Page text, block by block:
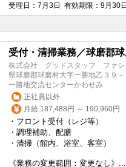
受理日：7月3日 有効期限：9月30日
受付・清掃業務／球磨郡
株式会社 グッドスタッフ ファシ
県球磨郡球磨村大字一勝地乙３９－
一勝地交流センターかわせみ
正社員以外
月給 187,488円 ～ 190,960円
・フロント受付（レジ等）
・調理補助、配膳
・清掃（館内、浴室、客室）
《業務の変更範囲：変更なし》